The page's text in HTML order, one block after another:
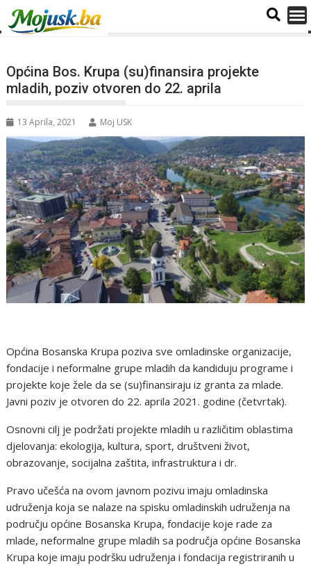
Općina Bos. Krupa (su)finansira projekte
mladih, poziv otvoren do 22. aprila
13 Aprila, 2021 Moj USK
Općina Bosanska Krupa poziva sve omladinske organizacije,
fondacije i neformalne grupe mladih da kandiduju programe i
projekte koje žele da se (su)finansiraju iz granta za mlade.
Javni poziv je otvoren do 22. aprila 2021. godine (četvrtak).
Osnovni cilj je podržati projekte mladih u različitim oblastima
djelovanja: ekologija, kultura, sport, društveni život,
obrazovanje, socijalna zaštita, infrastruktura i dr.
Pravo učešća na ovom javnom pozivu imaju omladinska
udruženja koja se nalaze na spisku omladinskih udruženja na
području općine Bosanska Krupa, fondacije koje rade za
mlade, neformalne grupe mladih sa područja općine Bosanska
Krupa koje imaju podršku udruženja i fondacija registriranih u